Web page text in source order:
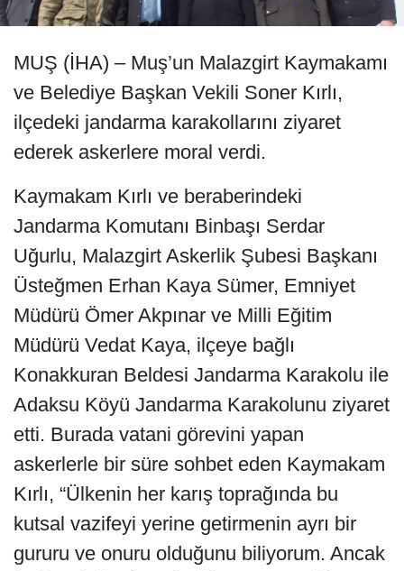
MUŞ (İHA) – Muş’un Malazgirt Kaymakamı
ve Belediye Başkan Vekili Soner Kırlı,
ilçedeki jandarma karakollarını ziyaret
ederek askerlere moral verdi.
Kaymakam Kırlı ve beraberindeki
Jandarma Komutanı Binbaşı Serdar
Uğurlu, Malazgirt Askerlik Şubesi Başkanı
Üsteğmen Erhan Kaya Sümer, Emniyet
Müdürü Ömer Akpınar ve Milli Eğitim
Müdürü Vedat Kaya, ilçeye bağlı
Konakkuran Beldesi Jandarma Karakolu ile
Adaksu Köyü Jandarma Karakolunu ziyaret
etti. Burada vatani görevini yapan
askerlerle bir süre sohbet eden Kaymakam
Kırlı, “Ülkenin her karış toprağında bu
kutsal vazifeyi yerine getirmenin ayrı bir
gururu ve onuru olduğunu biliyorum. Ancak